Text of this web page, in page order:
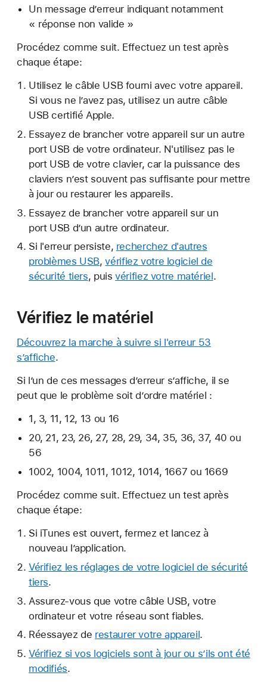
Un message d’erreur indiquant notamment
« réponse non valide »
Procédez comme suit. Effectuez un test après
chaque étape:
Utilisez le câble USB fourni avec votre appareil.
Si vous ne l’avez pas, utilisez un autre câble
USB certifié Apple.
Essayez de brancher votre appareil sur un autre
port USB de votre ordinateur. N'utilisez pas le
port USB de votre clavier, car la puissance des
claviers n’est souvent pas suffisante pour mettre
à jour ou restaurer les appareils.
Essayez de brancher votre appareil sur un
port USB d’un autre ordinateur.
Si l'erreur persiste, recherchez d'autres
problèmes USB,vérifiez votre logiciel de
sécurité tiers, puisvérifiez votre matériel.
Vérifiez le matériel
Découvrez la marche à suivre si l'erreur 53
s’affiche.
Si l’un de ces messages d’erreur s’affiche, il se
peut que le problème soit d’ordre matériel :
1, 3, 11, 12, 13 ou 16
20, 21, 23, 26, 27, 28, 29, 34, 35, 36, 37, 40 ou
56
1002, 1004, 1011, 1012, 1014, 1667 ou 1669
Procédez comme suit. Effectuez un test après
chaque étape:
Si iTunes est ouvert, fermez et lancez à
nouveau l’application.
Vérifiez les réglages de votre logiciel de sécurité
tiers.
Assurez-vous que votre câble USB, votre
ordinateur et votre réseau sont fiables.
Réessayez de restaurer votre appareil.
Vérifiez si vos logiciels sont à jour ou s’ils ont été
modifiés.